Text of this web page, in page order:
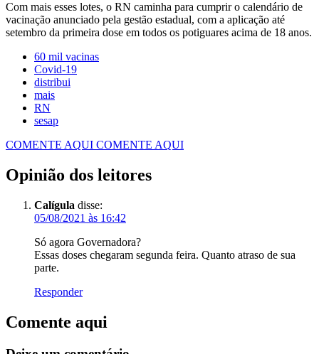
Com mais esses lotes, o RN caminha para cumprir o calendário de
vacinação anunciado pela gestão estadual, com a aplicação até
setembro da primeira dose em todos os potiguares acima de 18 anos.
60 mil vacinas
Covid-19
distribui
mais
RN
sesap
COMENTE AQUI COMENTE AQUI
Opinião dos leitores
Calígula disse:
05/08/2021 às 16:42
Só agora Governadora?
Essas doses chegaram segunda feira. Quanto atraso de sua
parte.
Responder
Comente aqui